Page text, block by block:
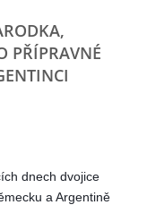
PŘÍPRAVNÉ
dnech dvojice
a Argentině